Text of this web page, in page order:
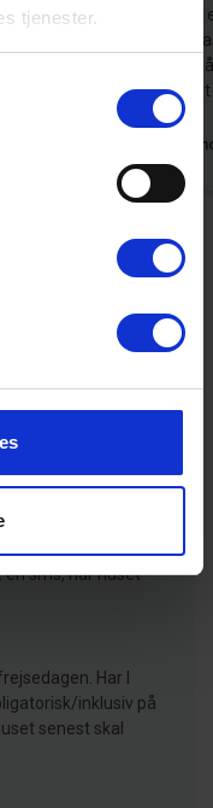
tjenester.
renere.
sengen og
dørmåtter
været smidt
skærme i vores
indflytningsklart
sms, når huset
Har I
inklusiv på
senest skal